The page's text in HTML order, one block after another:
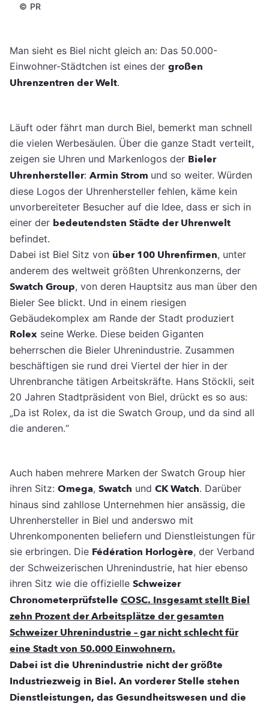
© PR
Man sieht es Biel nicht gleich an: Das 50.000-
Einwohner-Städtchen ist eines der großen
Uhrenzentren der Welt.
Läuft oder fährt man durch Biel, bemerkt man schnell
die vielen Werbesäulen. Über die ganze Stadt verteilt,
zeigen sie Uhren und Markenlogos der Bieler
Uhrenhersteller: Armin Strom und so weiter. Würden
diese Logos der Uhrenhersteller fehlen, käme kein
unvorbereiteter Besucher auf die Idee, dass er sich in
einer der bedeutendsten Städte der Uhrenwelt
befindet.
Dabei ist Biel Sitz von über 100 Uhrenfirmen, unter
anderem des weltweit größten Uhrenkonzerns, der
Swatch Group, von deren Hauptsitz aus man über den
Bieler See blickt. Und in einem riesigen
Gebäudekomplex am Rande der Stadt produziert
Rolex seine Werke. Diese beiden Giganten
beherrschen die Bieler Uhrenindustrie. Zusammen
beschäftigen sie rund drei Viertel der hier in der
Uhrenbranche tätigen Arbeitskräfte. Hans Stöckli, seit
20 Jahren Stadtpräsident von Biel, drückt es so aus:
„Da ist Rolex, da ist die Swatch Group, und da sind all
die anderen.“
Auch haben mehrere Marken der Swatch Group hier
ihren Sitz: Omega, Swatch und CK Watch. Darüber
hinaus sind zahllose Unternehmen hier ansässig, die
Uhrenhersteller in Biel und anderswo mit
Uhrenkomponenten beliefern und Dienstleistungen für
sie erbringen. Die Fédération Horlogère, der Verband
der Schweizerischen Uhrenindustrie, hat hier ebenso
ihren Sitz wie die offizielle Schweizer
Chronometerprüfstelle COSC. Insgesamt stellt Biel
zehn Prozent der Arbeitsplätze der gesamten
Schweizer Uhrenindustrie – gar nicht schlecht für
eine Stadt von 50.000 Einwohnern.
Dabei ist die Uhrenindustrie nicht der größte
Industriezweig in Biel. An vorderer Stelle stehen
Dienstleistungen, das Gesundheitswesen und die